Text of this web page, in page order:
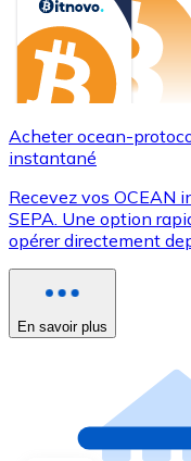
Acheter ocean-
instantané
Recevez vos OCEAN
SEPA. Une option
opérer directement
En savoir plus